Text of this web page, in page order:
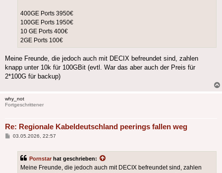
400GE Ports 3950€
100GE Ports 1950€
10 GE Ports 400€
2GE Ports 100€
Meine Freunde, die jedoch auch mit DECIX befreundet sind, zahlen
knapp unter 10k für 100GBit (evtl. War das aber auch der Preis für
2*100G für backup)
why_not
Fortgeschrittener
Re: Regionale Kabeldeutschland peerings fallen weg
Beitrag
03.05.2026, 22:57
Pornstar hat geschrieben:
Meine Freunde, die jedoch auch mit DECIX befreundet sind, zahlen